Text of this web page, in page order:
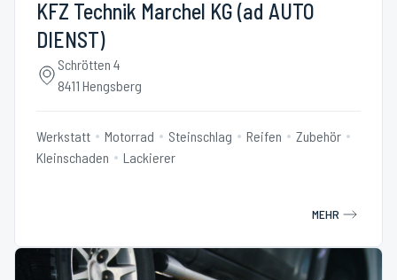
KFZ Technik Marchel KG (ad AUTO
DIENST)
Schrötten 4
8411 Hengsberg
Werkstatt Motorrad Steinschlag Reifen
Zubehör
Kleinschaden
Lackierer
MEHR